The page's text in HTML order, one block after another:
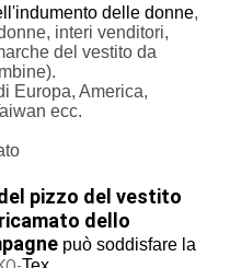
delle donne,
interi venditori,
del vestito da
Europa, America,
ecc.
pizzo del vestito
dello
può soddisfare la